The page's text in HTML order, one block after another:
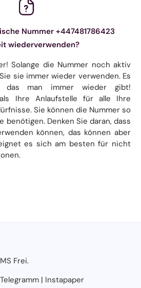
Nummer +447481786423
wiederverwenden?
Solange die Nummer noch aktiv
sie immer wieder verwenden. Es
das man immer wieder gibt!
Ihre Anlaufstelle für alle Ihre
Sie können die Nummer so
benötigen. Denken Sie daran, dass
können, das können aber
es sich am besten für nicht
Frei.
Telegramm | Instapaper